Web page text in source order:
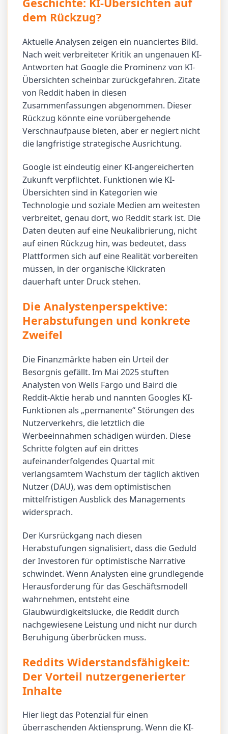
dem Rückzug?
Aktuelle Analysen zeigen ein nuanciertes Bild.
Nach weit verbreiteter Kritik an ungenauen KI-
Antworten hat Google die Prominenz von KI-
Übersichten scheinbar zurückgefahren. Zitate
von Reddit haben in diesen
Zusammenfassungen abgenommen. Dieser
Rückzug könnte eine vorübergehende
Verschnaufpause bieten, aber er negiert nicht
die langfristige strategische Ausrichtung.
Google ist eindeutig einer KI-angereicherten
Zukunft verpflichtet. Funktionen wie KI-
Übersichten sind in Kategorien wie
Technologie und soziale Medien am weitesten
verbreitet, genau dort, wo Reddit stark ist. Die
Daten deuten auf eine Neukalibrierung, nicht
auf einen Rückzug hin, was bedeutet, dass
Plattformen sich auf eine Realität vorbereiten
müssen, in der organische Klickraten
dauerhaft unter Druck stehen.
Die Analystenperspektive:
Herabstufungen und konkrete
Zweifel
Die Finanzmärkte haben ein Urteil der
Besorgnis gefällt. Im Mai 2025 stuften
Analysten von Wells Fargo und Baird die
Reddit-Aktie herab und nannten Googles KI-
Funktionen als „permanente“ Störungen des
Nutzerverkehrs, die letztlich die
Werbeeinnahmen schädigen würden. Diese
Schritte folgten auf ein drittes
aufeinanderfolgendes Quartal mit
verlangsamtem Wachstum der täglich aktiven
Nutzer (DAU), was dem optimistischen
mittelfristigen Ausblick des Managements
widersprach.
Der Kursrückgang nach diesen
Herabstufungen signalisiert, dass die Geduld
der Investoren für optimistische Narrative
schwindet. Wenn Analysten eine grundlegende
Herausforderung für das Geschäftsmodell
wahrnehmen, entsteht eine
Glaubwürdigkeitslücke, die Reddit durch
nachgewiesene Leistung und nicht nur durch
Beruhigung überbrücken muss.
Reddits Widerstandsfähigkeit:
Der Vorteil nutzergenerierter
Inhalte
Hier liegt das Potenzial für einen
überraschenden Aktiensprung. Wenn die KI-